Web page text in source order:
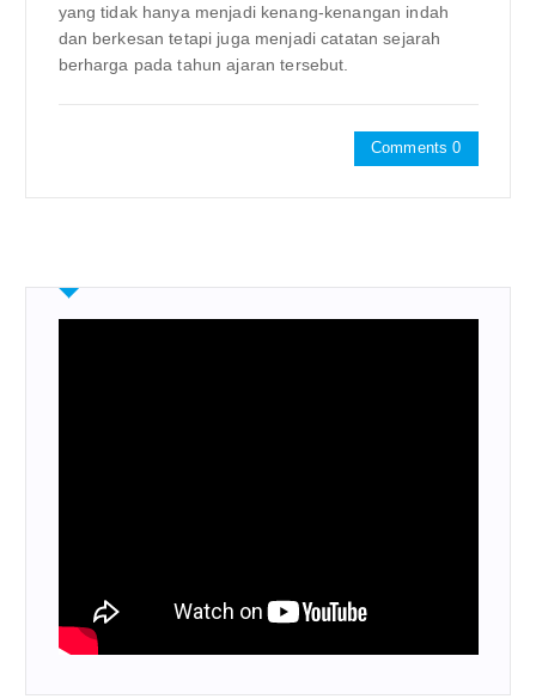
yang tidak hanya menjadi kenang-kenangan indah
dan berkesan tetapi juga menjadi catatan sejarah
berharga pada tahun ajaran tersebut.
Comments 0